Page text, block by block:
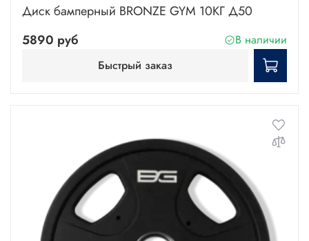
Диск бамперный BRONZE GYM 10КГ Д50
5890 руб
В наличии
Быстрый заказ